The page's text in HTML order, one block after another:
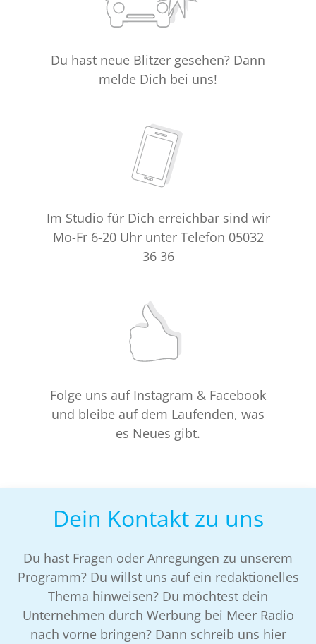
Du hast neue Blitzer gesehen? Dann
melde Dich bei uns!
Im Studio für Dich erreichbar sind wir
Mo-Fr 6-20 Uhr unter Telefon 05032
36 36
Folge uns auf Instagram & Facebook
und bleibe auf dem Laufenden, was
es Neues gibt.
Dein Kontakt zu uns
Du hast Fragen oder Anregungen zu unserem
Programm? Du willst uns auf ein redaktionelles
Thema hinweisen? Du möchtest dein
Unternehmen durch Werbung bei Meer Radio
nach vorne bringen? Dann schreib uns hier